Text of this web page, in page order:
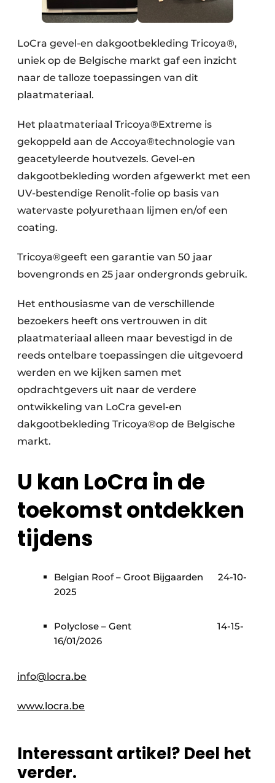
LoCra gevel-en dakgootbekleding Tricoya®,
uniek op de Belgische markt gaf een inzicht
naar de talloze toepassingen van dit
plaatmateriaal.
Het plaatmateriaal Tricoya®Extreme is
gekoppeld aan de Accoya®technologie van
geacetyleerde houtvezels. Gevel-en
dakgootbekleding worden afgewerkt met een
UV-bestendige Renolit-folie op basis van
watervaste polyurethaan lijmen en/of een
coating.
Tricoya®geeft een garantie van 50 jaar
bovengronds en 25 jaar ondergronds gebruik.
Het enthousiasme van de verschillende
bezoekers heeft ons vertrouwen in dit
plaatmateriaal alleen maar bevestigd in de
reeds ontelbare toepassingen die uitgevoerd
werden en we kijken samen met
opdrachtgevers uit naar de verdere
ontwikkeling van LoCra gevel-en
dakgootbekleding Tricoya®op de Belgische
markt.
U kan LoCra in de
toekomst ontdekken
tijdens
Belgian Roof – Groot Bijgaarden 24-10-
2025
Polyclose – Gent 14-15-
16/01/2026
info@locra.be
www.locra.be
Interessant artikel? Deel het
verder.